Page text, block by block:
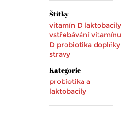
Štítky
vitamín D laktobacily
vstřebávání vitamínu
D probiotika doplňky
stravy
Kategorie
probiotika a
laktobacily